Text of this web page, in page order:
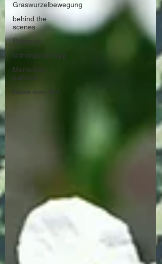
Graswurzelbewegung
behind the
scenes
Radreise
Schöngeistertipp
Menschen
dahinter
News vom Hof